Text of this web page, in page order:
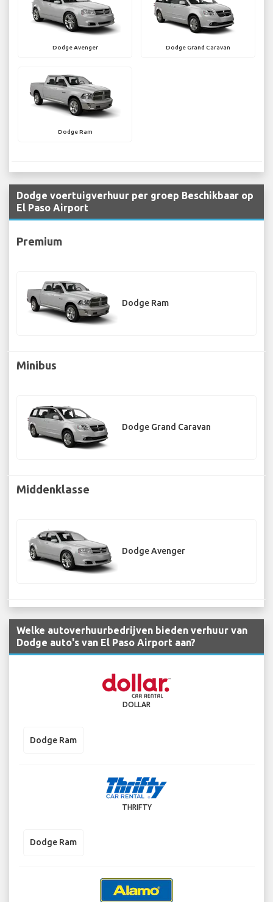
Dodge Avenger Dodge Grand Caravan
Dodge Ram
Dodge voertuigverhuur per groep Beschikbaar op
El Paso Airport
Premium
Dodge Ram
Minibus
Dodge Grand Caravan
Middenklasse
Dodge Avenger
Welke autoverhuurbedrijven bieden verhuur van
Dodge auto's van El Paso Airport aan?
DOLLAR
Dodge Ram
THRIFTY
Dodge Ram